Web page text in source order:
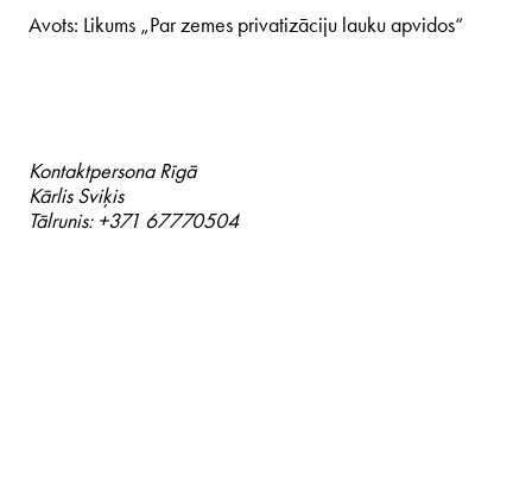
Avots: Likums „Par zemes privatizāciju lauku apvidos“
Kontaktpersona Rīgā
Kārlis Sviķis
Tālrunis: +371 67770504